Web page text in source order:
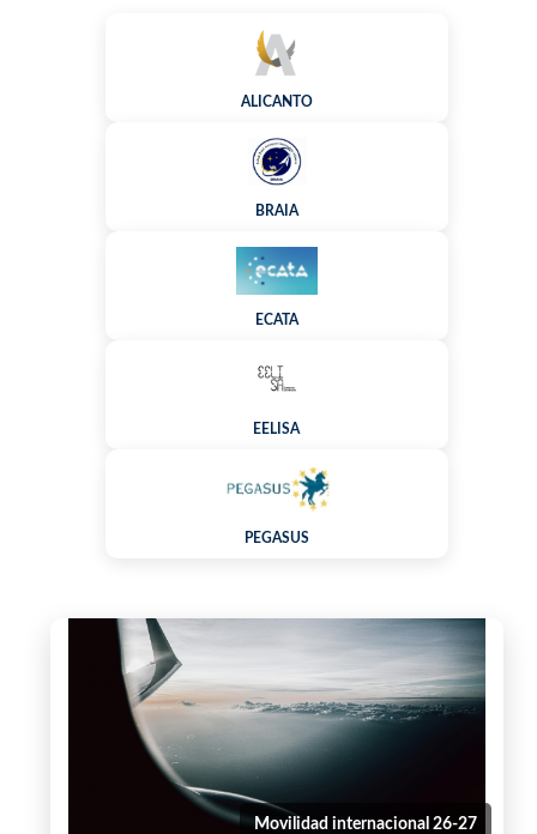
ALICANTO
BRAIA
ECATA
EELISA
PEGASUS
Movilidad internacional 26-27